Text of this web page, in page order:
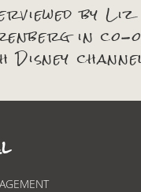
by Liz
in co-
Disney